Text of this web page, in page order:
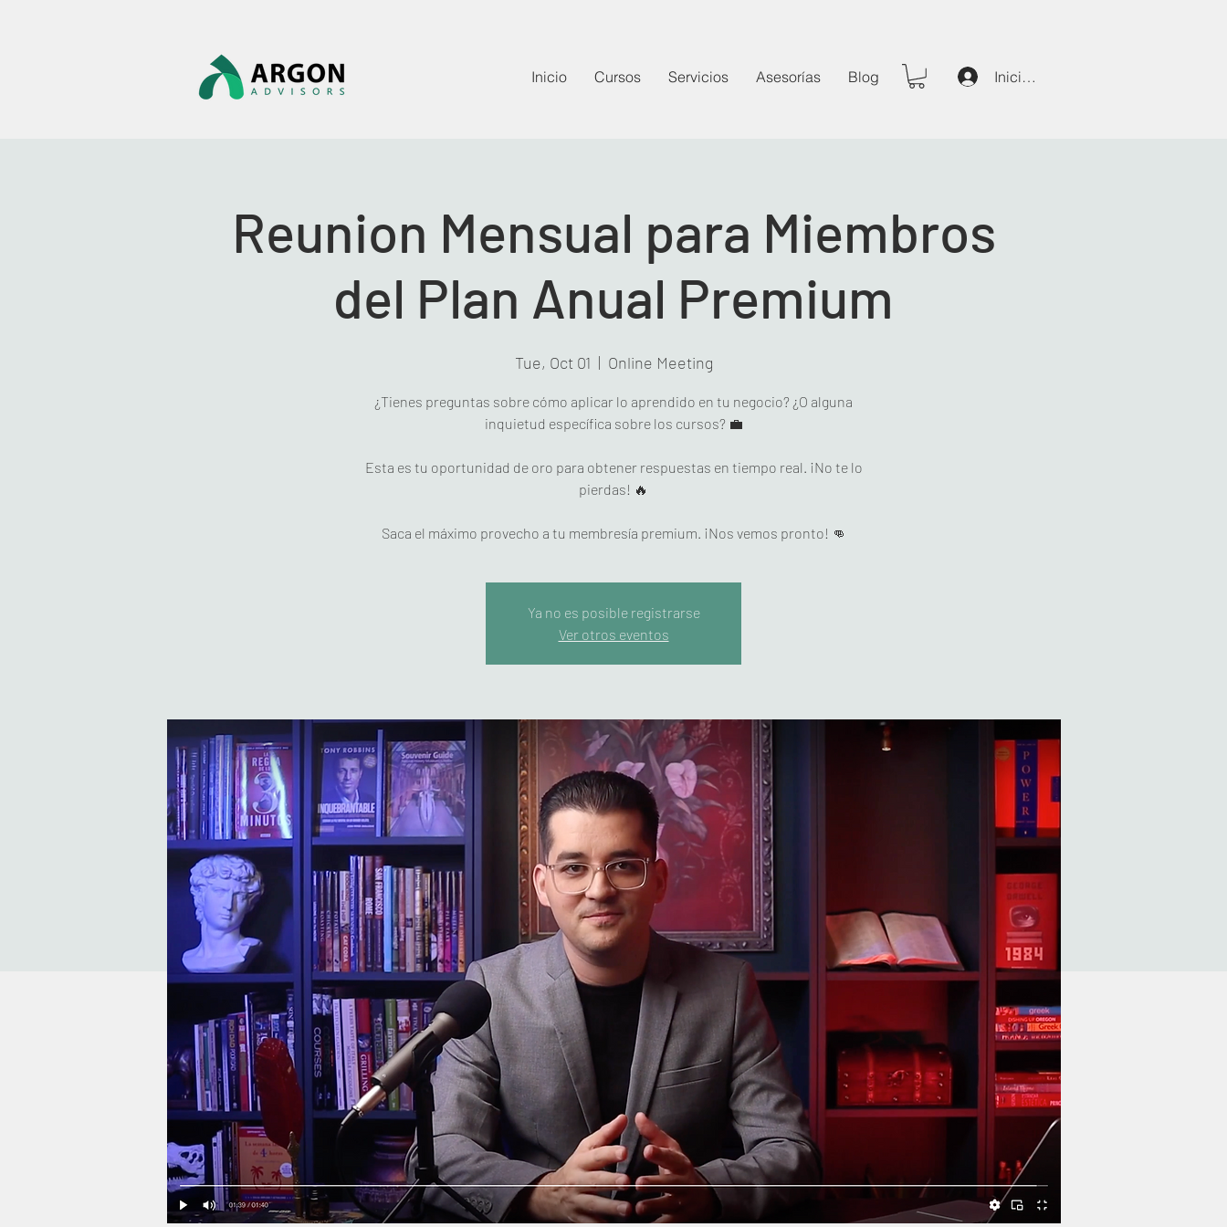
Reunion Mensual para Miembros
del Plan Anual Premium
Tue, Oct 01
  |
Online Meeting
¿Tienes preguntas sobre cómo aplicar lo aprendido en tu negocio? ¿O alguna
inquietud específica sobre los cursos? 💼
Esta es tu oportunidad de oro para obtener respuestas en tiempo real. ¡No te lo
pierdas! 🔥
Saca el máximo provecho a tu membresía premium. ¡Nos vemos pronto! 👊
Ya no es posible registrarse
Ver otros eventos
Inicio Cursos Servicios Asesorías Blog Iniciar sesión